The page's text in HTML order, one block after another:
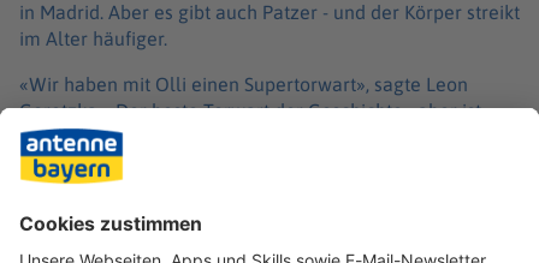
in Madrid. Aber es gibt auch Patzer - und der Körper streikt
im Alter häufiger.
«Wir haben mit Olli einen Supertorwart», sagte Leon
Goretzka. «Der beste Torwart der Geschichte» aber ist
auch für DFB-Kapitän Joshua Kimmich Bayern-Kollege
Neuer. Geschichte ist vergänglich. Zwölf Jahre liegt
Neuers WM-Triumph in Brasilien zurück. Danach folgten
zwei WM-Vorrunden-Flops in Russland 2018 und Katar